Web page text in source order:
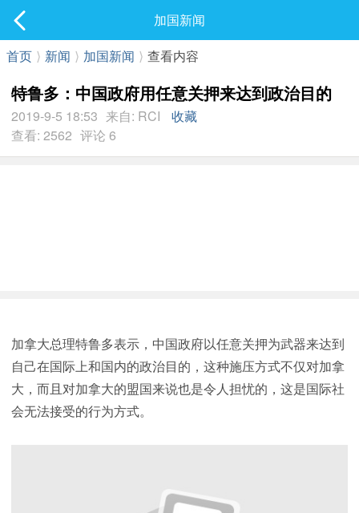
最新发表
加国新闻
首页 ⟩ 新闻 ⟩ 加国新闻 ⟩ 查看内容
特鲁多：中国政府用任意关押来达到政治目的
2019-9-5 18:53 来自: RCI
收藏
查看: 2562 评论 6
加拿大总理特鲁多表示，中国政府以任意关押为武器来达到
自己在国际上和国内的政治目的，这种施压方式不仅对加拿
大，而且对加拿大的盟国来说也是令人担忧的，这是国际社
会无法接受的行为方式。